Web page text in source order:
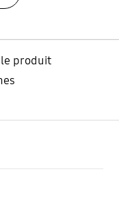
produit